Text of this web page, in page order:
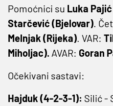
Pomoćnici su Luka
Starčević (Bjelovar).
Melnjak (Rijeka). VAR:
Miholjac). AVAR: Goran
Očekivani sastavi:
Hajduk (4-2-3-1): Silić -